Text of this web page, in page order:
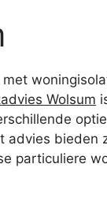
Wolsum
advies bieden
particuliere